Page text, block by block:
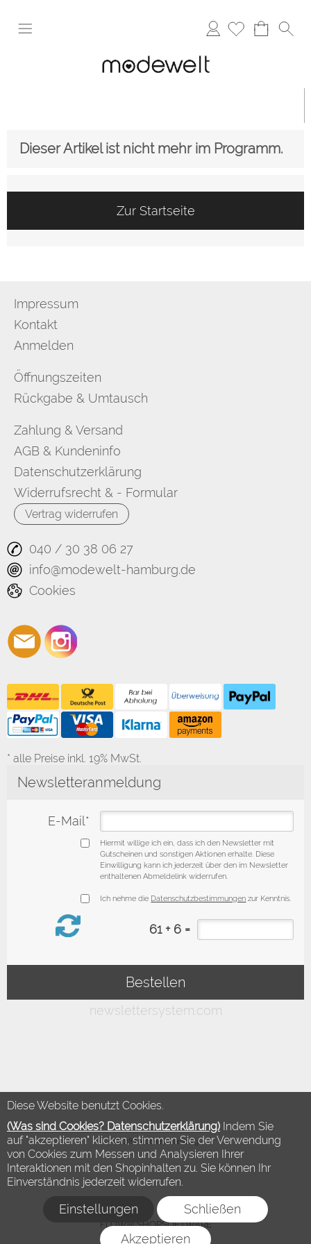
Diese Website benutzt Cookies.
(Was sind Cookies? Datenschutzerklärung) Indem Sie
auf "akzeptieren" klicken, stimmen Sie der Verwendung
von Cookies zum Messen und Analysieren Ihrer
Interaktionen mit den Shopinhalten zu. Sie können Ihr
Einverständnis jederzeit widerrufen.
Einstellungen Schließen
Akzeptieren
Anmelden
Dieser Artikel ist nicht mehr im Programm.
Zur Startseite
Impressum
Kontakt
Anmelden
Öffnungszeiten
Rückgabe & Umtausch
Zahlung & Versand
AGB & Kundeninfo
Datenschutzerklärung
Widerrufsrecht & - Formular
Vertrag widerrufen
040 / 30 38 06 27
info@modewelt-hamburg.de
Cookies
* alle Preise inkl. 19% MwSt.
©2018 Modewelt Hamburg
FLOW® SHOPSOFTWARE